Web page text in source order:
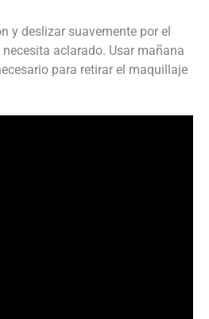
y deslizar suavemente por el
aclarado. Usar mañana
para retirar el maquillaje